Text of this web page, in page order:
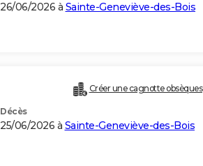
26/06/2026 à Sainte-Geneviève-des-Bois
Créer une cagnotte obsèques
Décès
25/06/2026 à Sainte-Geneviève-des-Bois